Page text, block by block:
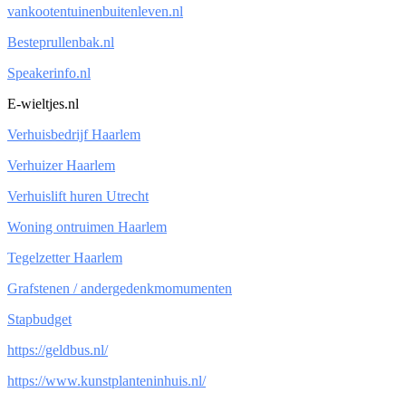
vankootentuinenbuitenleven.nl
Besteprullenbak.nl
Speakerinfo.nl
E-wieltjes.nl
Verhuisbedrijf Haarlem
Verhuizer Haarlem
Verhuislift huren Utrecht
Woning ontruimen Haarlem
Tegelzetter Haarlem
Grafstenen / andergedenkmomumenten
Stapbudget
https://geldbus.nl/
https://www.kunstplanteninhuis.nl/